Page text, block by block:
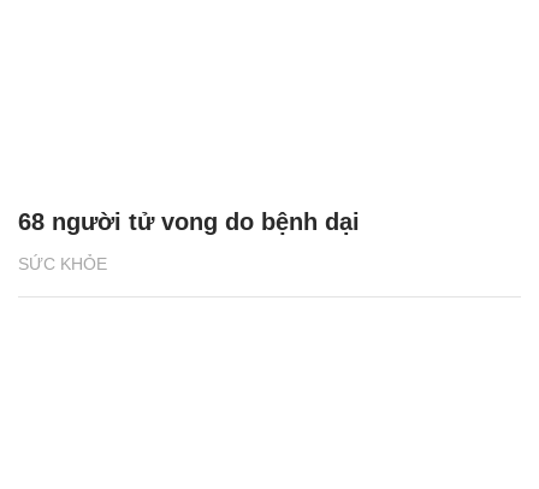
SỨC KHỎE
68 người tử vong do bệnh dại